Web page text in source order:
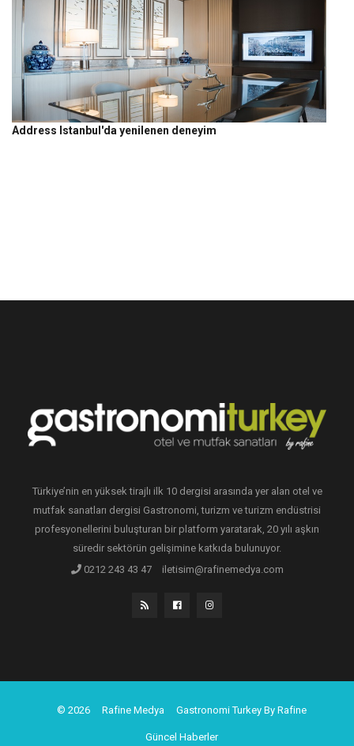
Address Istanbul'da yenilenen deneyim
Türkiye’nin en yüksek tirajlı ilk 10 dergisi arasında yer alan otel ve
mutfak sanatları dergisi Gastronomi, turizm ve turizm endüstrisi
profesyonellerini buluşturan bir platform yaratarak, 20 yılı aşkın
süredir sektörün gelişimine katkıda bulunuyor.
0212 243 43 47
iletisim@rafinemedya.com
© 2026 Rafine Medya Gastronomi Turkey By Rafine
Güncel Haberler